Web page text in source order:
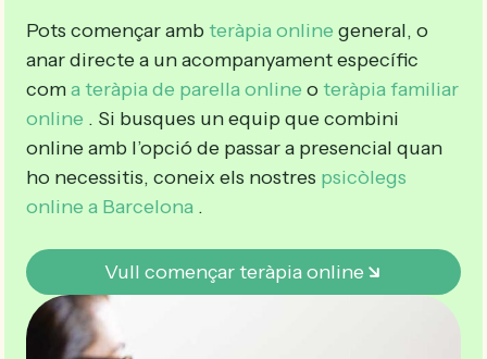
Pots començar ambteràpia online general, o
anar directe a un acompanyament específic
coma teràpia de parella online oteràpia familiar
online . Si busques un equip que combini
online amb l’opció de passar a presencial quan
ho necessitis, coneix els nostres psicòlegs
online a Barcelona .
Vull començar teràpia online